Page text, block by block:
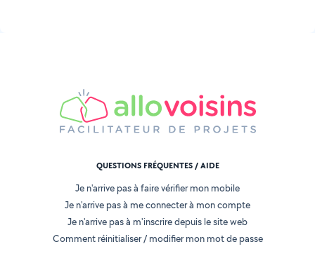
QUESTIONS FRÉQUENTES / AIDE
Je n'arrive pas à faire vérifier mon mobile
Je n'arrive pas à me connecter à mon compte
Je n'arrive pas à m'inscrire depuis le site web
Comment réinitialiser / modifier mon mot de passe